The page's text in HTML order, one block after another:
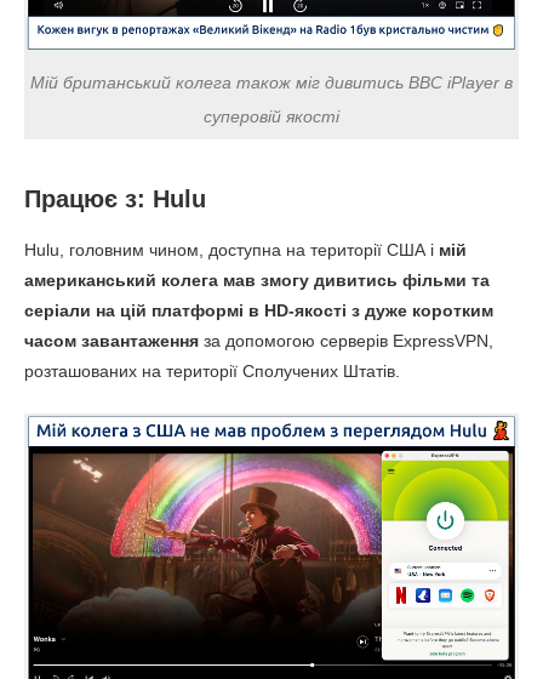
Мій британський колега також міг дивитись BBC iPlayer в
суперовій якості
Працює з: Hulu
Hulu, головним чином, доступна на території США і мій
американський колега мав змогу дивитись фільми та
серіали на цій платформі в HD-якості з дуже коротким
часом завантаження за допомогою серверів ExpressVPN,
розташованих на території Сполучених Штатів.